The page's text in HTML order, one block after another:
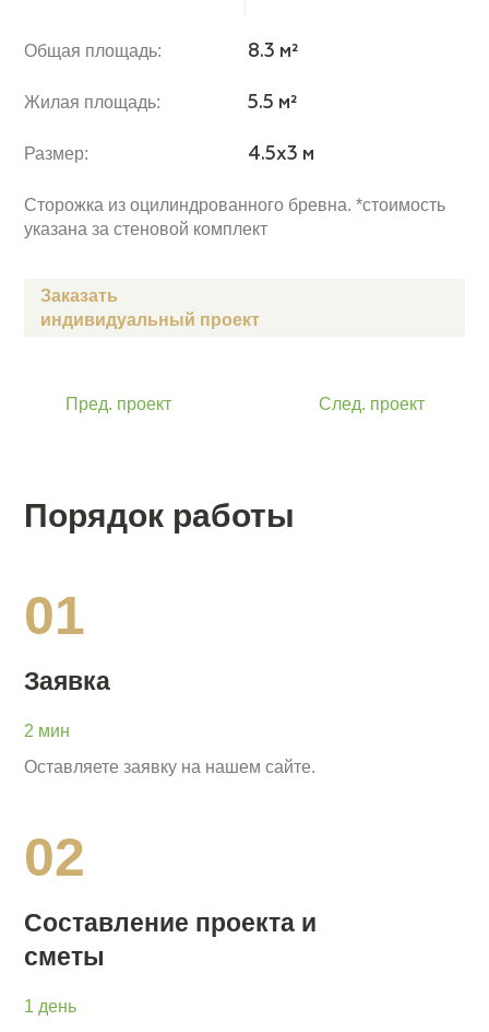
Общая площадь: 8.3 м²
Жилая площадь: 5.5 м²
Размер: 4.5x3 м
Сторожка из оцилиндрованного бревна. *стоимость
указана за стеновой комплект
Заказать
индивидуальный проект
Пред. проект След. проект
Порядок работы
01
Заявка
2 мин
Оставляете заявку на нашем сайте.
02
Составление проекта и
сметы
1 день